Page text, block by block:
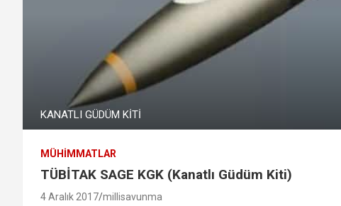
KANATLI GÜDÜM KİTİ
MÜHIMMATLAR
TÜBİTAK SAGE KGK (Kanatlı Güdüm Kiti)
4 Aralık 2017 millisavunma